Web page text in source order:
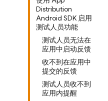
Distribution
Android SDK 启用
测试人员功能
测试人员无法在
应用中启动反馈
收不到在应用中
提交的反馈
测试人员收不到
应用内提醒